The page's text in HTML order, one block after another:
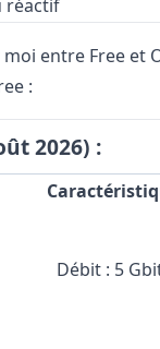
réactif
entre Free et
:
2026) :
Débit : 5